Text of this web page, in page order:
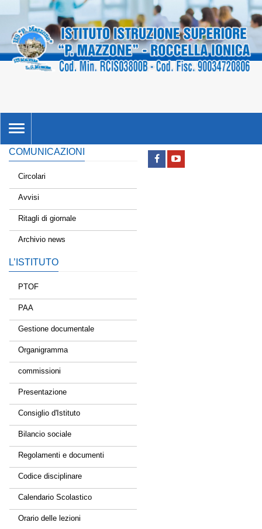
TOGGLE
NAVIGATION
COMUNICAZIONI
Circolari
Avvisi
Ritagli di giornale
Archivio news
L’ISTITUTO
PTOF
PAA
Gestione documentale
Organigramma
commissioni
Presentazione
Consiglio d'Istituto
Bilancio sociale
Regolamenti e documenti
Codice disciplinare
Calendario Scolastico
Orario delle lezioni